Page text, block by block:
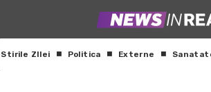
Stirile ZIlei Politica Externe